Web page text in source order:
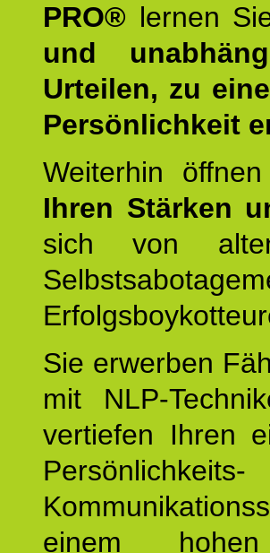
PRO® lernen
und
Urteilen, zu
Persönlichkeit
Weiterhin
Ihren Stärken
sich von
Sie erwerben
mit NLP-
vertiefen Ihren
einem hohen